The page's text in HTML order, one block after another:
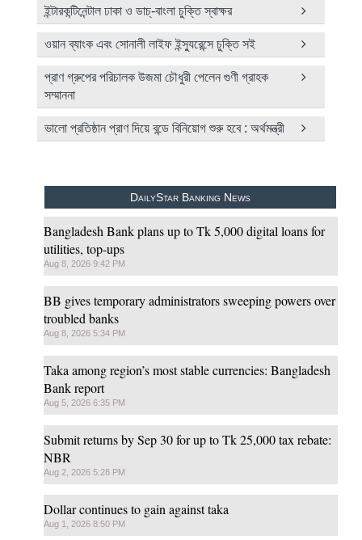
ইন্টারকন্টিনেন্টাল ঢাকা ও ডাচ্‌-বাংলা চুক্তি স্বাক্ষর
ওয়ান ব্যাংক এবং সোনালী লাইফ ইন্স্যুরেন্সে চুক্তি সই
প্রাণ গ্রুপের পরিচালক উজমা চৌধুরী পেলেন গুণী গ্রাহক
সম্মাননা
ভালো প্রতিষ্ঠান প্রাণ দিয়ে বন্ডে বিনিয়োগ শুরু হবে : অর্থমন্ত্রী
DailyStar Banking News
Bangladesh Bank plans up to Tk 5,000 digital loans for
utilities, top-ups
Aug 8, 2026 9:42 PM
BB gives temporary administrators sweeping powers over
troubled banks
Aug 8, 2026 5:34 PM
Taka among region’s most stable currencies: Bangladesh
Bank report
Aug 5, 2026 6:35 PM
Submit returns by Sep 30 for up to Tk 25,000 tax rebate:
NBR
Aug 2, 2026 5:28 PM
Dollar continues to gain against taka
Aug 1, 2026 8:50 PM